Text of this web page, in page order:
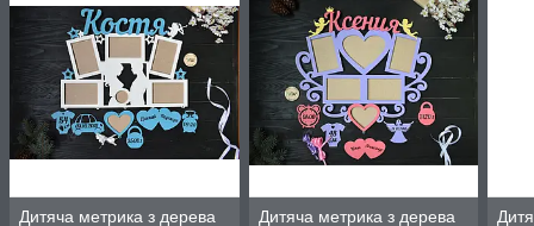
Дитяча метрика з дерева
Дитяча метрика з дерева